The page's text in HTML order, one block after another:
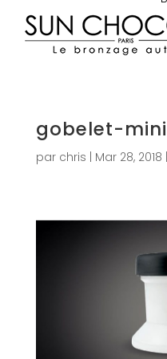
gobelet-
par chris Mar 28, 2018